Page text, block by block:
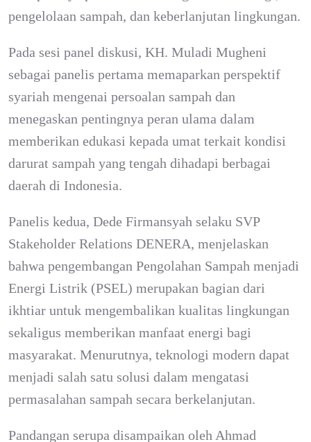
pengelolaan sampah, dan keberlanjutan lingkungan.
Pada sesi panel diskusi, KH. Muladi Mugheni
sebagai panelis pertama memaparkan perspektif
syariah mengenai persoalan sampah dan
menegaskan pentingnya peran ulama dalam
memberikan edukasi kepada umat terkait kondisi
darurat sampah yang tengah dihadapi berbagai
daerah di Indonesia.
Panelis kedua, Dede Firmansyah selaku SVP
Stakeholder Relations DENERA, menjelaskan
bahwa pengembangan Pengolahan Sampah menjadi
Energi Listrik (PSEL) merupakan bagian dari
ikhtiar untuk mengembalikan kualitas lingkungan
sekaligus memberikan manfaat energi bagi
masyarakat. Menurutnya, teknologi modern dapat
menjadi salah satu solusi dalam mengatasi
permasalahan sampah secara berkelanjutan.
Pandangan serupa disampaikan oleh Ahmad